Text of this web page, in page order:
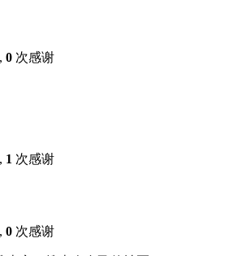
0 次感谢
1 次感谢
0 次感谢